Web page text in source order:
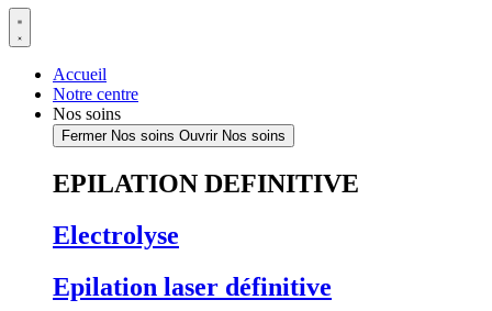
Accueil
Notre centre
Nos soins
Fermer Nos soins Ouvrir Nos soins
EPILATION DEFINITIVE
Electrolyse
Epilation laser définitive